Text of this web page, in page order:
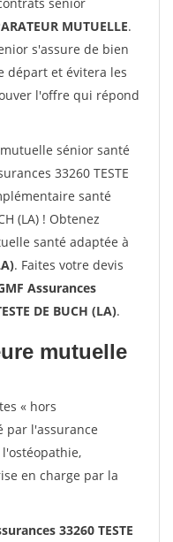
MUTUELLE.
s'assure de bien
départ et évitera les
l'offre qui répond
sénior santé
33260 TESTE
santé
(LA) ! Obtenez
santé adaptée à
. Faites votre devis
Assurances
DE BUCH (LA).
mutuelle
« hors
par l'assurance
en charge par la
33260 TESTE